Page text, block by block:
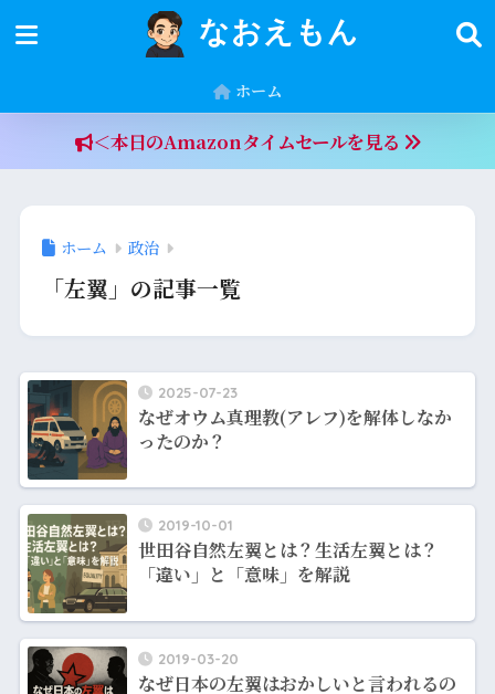
なおえもん
ホーム
＜本日のAmazonタイムセールを見る
ホーム 政治
「左翼」の記事一覧
2025-07-23
なぜオウム真理教(アレフ)を解体しなか
ったのか？
2019-10-01
世田谷自然左翼とは？生活左翼とは？
「違い」と「意味」を解説
2019-03-20
なぜ日本の左翼はおかしいと言われるの